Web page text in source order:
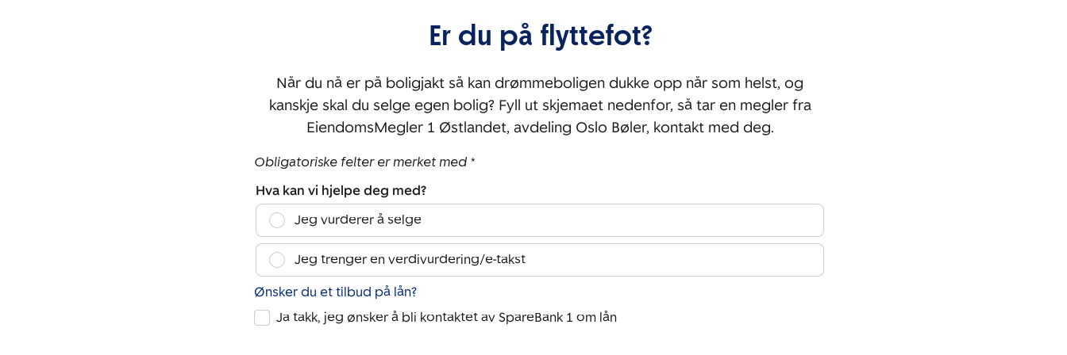
Er du på flyttefot?
Når du nå er på boligjakt så kan drømmeboligen dukke opp når som helst, og
kanskje skal du selge egen bolig? Fyll ut skjemaet nedenfor, så tar en megler fra
EiendomsMegler 1 Østlandet, avdeling Oslo Bøler, kontakt med deg.
Obligatoriske felter er merket med *
Hva kan vi hjelpe deg med?
Jeg vurderer å selge
Jeg trenger en verdivurdering/e-takst
Ønsker du et tilbud på lån?
Ja takk, jeg ønsker å bli kontaktet av SpareBank 1 om lån